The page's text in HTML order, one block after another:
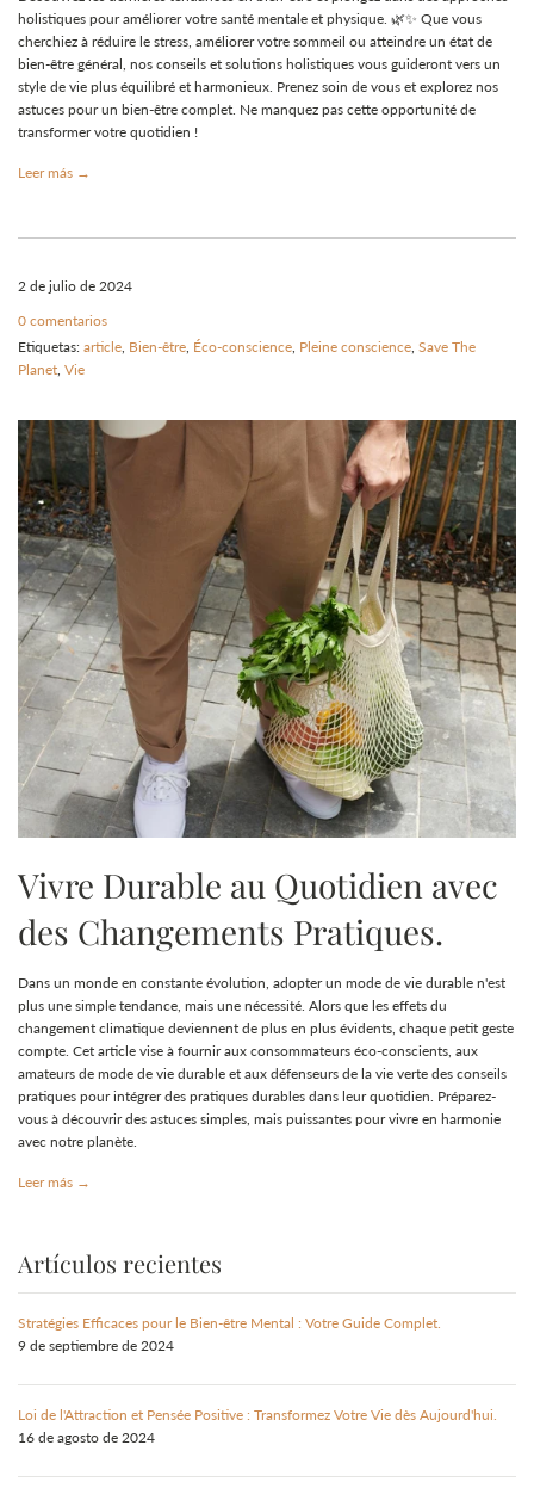
holistiques pour améliorer votre santé mentale et physique. 🌿✨ Que vous
cherchiez à réduire le stress, améliorer votre sommeil ou atteindre un état de
bien-être général, nos conseils et solutions holistiques vous guideront vers un
style de vie plus équilibré et harmonieux. Prenez soin de vous et explorez nos
astuces pour un bien-être complet. Ne manquez pas cette opportunité de
transformer votre quotidien !
Leer más →
2 de julio de 2024
0 comentarios
Etiquetas: article Bien-être Éco-conscience Pleine conscience Save The
Planet Vie
Vivre Durable au Quotidien avec
des Changements Pratiques.
Dans un monde en constante évolution, adopter un mode de vie durable n'est
plus une simple tendance, mais une nécessité. Alors que les effets du
changement climatique deviennent de plus en plus évidents, chaque petit geste
compte. Cet article vise à fournir aux consommateurs éco-conscients, aux
amateurs de mode de vie durable et aux défenseurs de la vie verte des conseils
pratiques pour intégrer des pratiques durables dans leur quotidien. Préparez-
vous à découvrir des astuces simples, mais puissantes pour vivre en harmonie
avec notre planète.
Leer más →
Artículos recientes
Stratégies Efficaces pour le Bien-être Mental : Votre Guide Complet.
9 de septiembre de 2024
Loi de l'Attraction et Pensée Positive : Transformez Votre Vie dès Aujourd'hui.
16 de agosto de 2024